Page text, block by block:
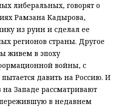
либеральных, говорят о
Рамзана Кадырова,
из руин и сделал ее
регионов страны. Другое
живем в эпоху
войны, с
давить на Россию. И
Западе рассматривают
в недавнем